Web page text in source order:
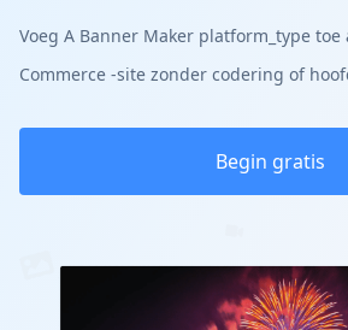
Voeg A Banner Maker platform_type toe
Commerce -site zonder codering of
Begin gratis